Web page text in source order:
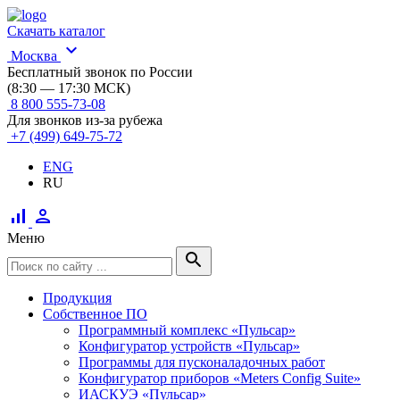
Скачать каталог
Москва
expand_more
Бесплатный звонок по России
(8:30 — 17:30 МСК)
8 800 555-73-08
Для звонков из-за рубежа
+7 (499) 649-75-72
ENG
RU
signal_cellular_alt person
Меню
search
Продукция
Собственное ПО
Программный комплекс «Пульсар»
Конфигуратор устройств «Пульсар»
Программы для пусконаладочных работ
Конфигуратор приборов «Meters Config Suite»
ИАСКУЭ «Пульсар»